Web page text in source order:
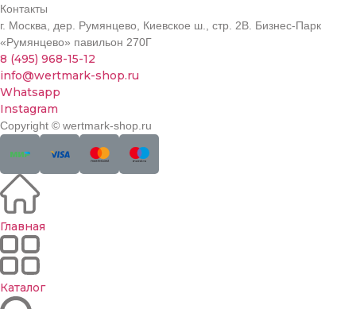
Контакты
г. Москва, дер. Румянцево, Киевское ш., стр. 2В. Бизнес-Парк
«Румянцево» павильон 270Г
8 (495) 968-15-12
info@wertmark-shop.ru
Whatsapp
Instagram
Copyright © wertmark-shop.ru
Главная
Каталог